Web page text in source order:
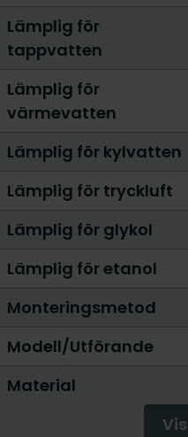
Lämplig för
tappvatten
Lämplig för
värmevatten
Lämplig för kylvatten
Lämplig för tryckluft
Lämplig för glykol
Lämplig för etanol
Monteringsmetod
Modell/Utförande
Material